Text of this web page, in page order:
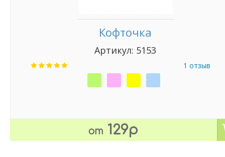
Кофточка
Артикул: 5153
1 отзыв
от 129р